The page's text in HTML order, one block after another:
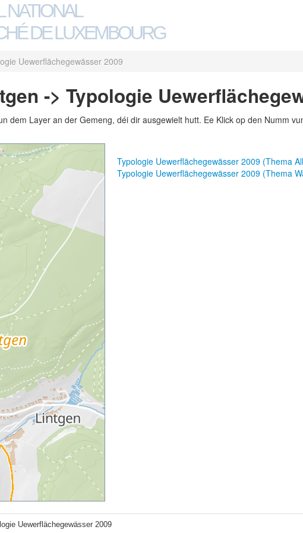
NATIONAL
DE LUXEMBOURG
Uewerflächegewässer 2009
-> Typologie
dem Layer an der Gemeng, déi dir ausgewielt hutt. Ee Klick op den Numm
Typologie Uewerflächegewässer 2009 (Thema
Typologie Uewerflächegewässer 2009 (Thema
Uewerflächegewässer 2009